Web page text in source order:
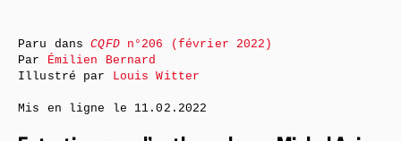
Paru dansCQFDn°206 (février 2022)
Par Émilien Bernard
Illustré par Louis Witter
Mis en ligne le 11.02.2022